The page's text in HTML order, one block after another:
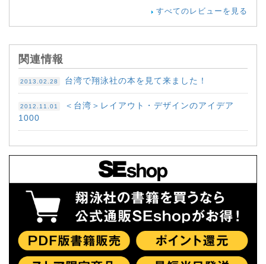
すべてのレビューを見る
関連情報
2013.02.28 台湾で翔泳社の本を見て来ました！
2012.11.01
＜台湾＞レイアウト・デザインのアイデア
1000